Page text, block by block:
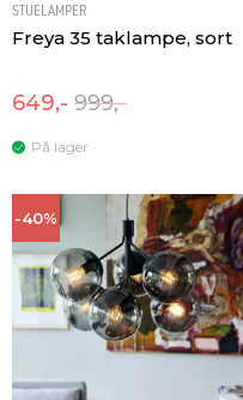
STUELAMPER
Freya 35 taklampe, sort
649,- 999,-
På lager
-40%